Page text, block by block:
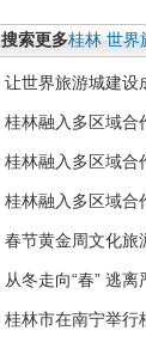
搜索更多桂林 世界
让世界旅游城建设
桂林融入多区域合
桂林融入多区域合
桂林融入多区域合
春节黄金周文化旅
从冬走向“春” 逃
桂林市在南宁举行